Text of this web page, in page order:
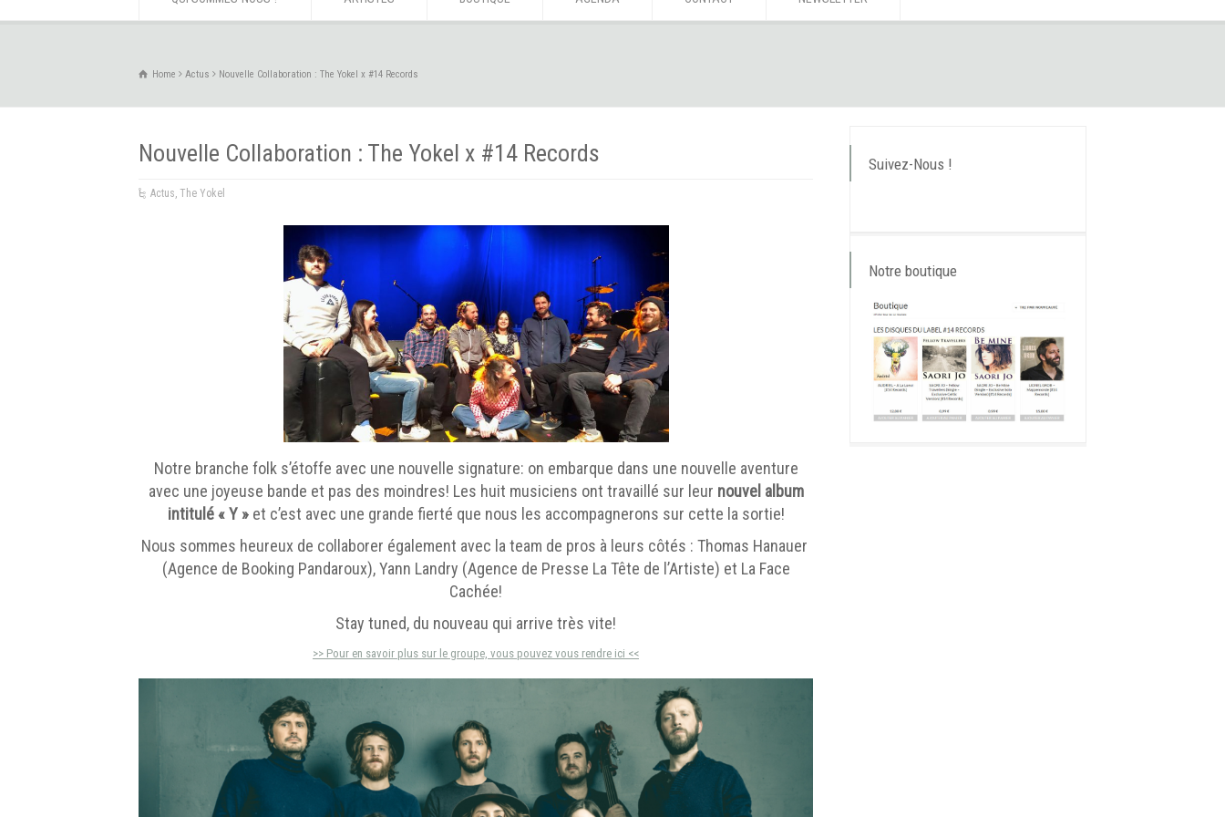
Home Actus Nouvelle Collaboration : The Yokel x #14 Records
Nouvelle Collaboration : The Yokel x #14 Records
Actus, The Yokel
Notre branche folk s’étoffe avec une nouvelle signature: on embarque dans une nouvelle aventure
avec une joyeuse bande et pas des moindres! Les huit musiciens ont travaillé sur leur nouvel album
intitulé « Y »et c’est avec une grande fierté que nous les accompagnerons sur cette la sortie!
Nous sommes heureux de collaborer également avec la team de pros à leurs côtés : Thomas Hanauer
(Agence de Booking Pandaroux), Yann Landry (Agence de Presse La Tête de l’Artiste) et La Face
Cachée!
Stay tuned, du nouveau qui arrive très vite!
>> Pour en savoir plus sur le groupe, vous pouvez vous rendre ici <<
Suivez-Nous !
Notre boutique